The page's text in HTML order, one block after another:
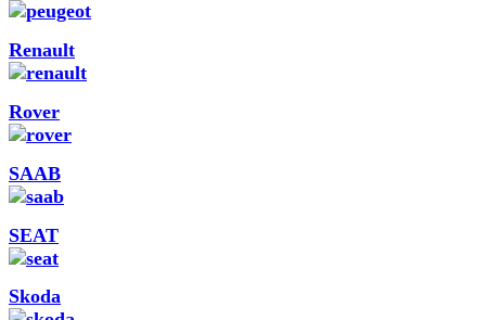
Renault
Rover
SAAB
SEAT
Skoda